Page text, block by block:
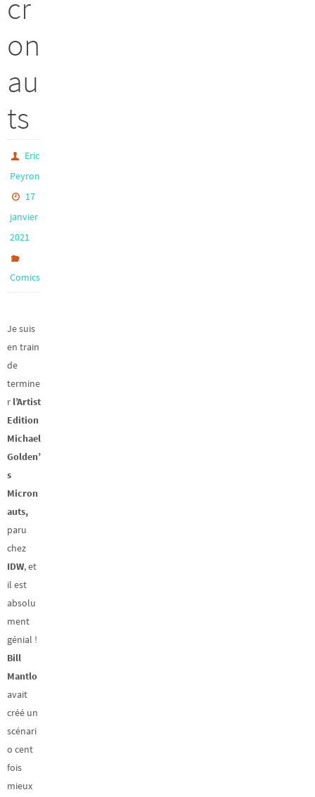
cr
on
au
ts
Eric
Peyron
17
janvier
2021
Comics
Je suis
en train
de
termine
r l’Artist
Edition
Michael
Golden’
s
Micron
auts,
paru
chez
IDW, et
il est
absolu
ment
génial !
Bill
Mantlo
avait
créé un
scénari
o cent
fois
mieux